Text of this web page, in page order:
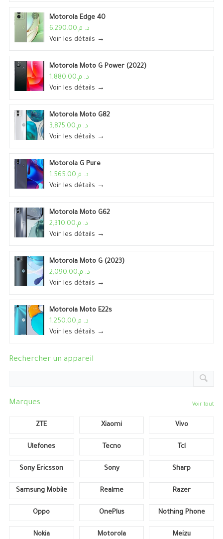
Motorola Edge 40
د. م.6,290.00
Voir les détails →
Motorola Moto G Power (2022)
د. م.1,880.00
Voir les détails →
Motorola Moto G82
د. م.3,875.00
Voir les détails →
Motorola G Pure
د. م.1,565.00
Voir les détails →
Motorola Moto G62
د. م.2,310.00
Voir les détails →
Motorola Moto G (2023)
د. م.2,090.00
Voir les détails →
Motorola Moto E22s
د. م.1,250.00
Voir les détails →
Rechercher un appareil
Marques Voir tout
ZTE Xiaomi Vivo
Ulefones Tecno Tcl
Sony Ericsson Sony Sharp
Samsung Mobile Realme Razer
Oppo OnePlus Nothing Phone
Nokia Motorola Meizu